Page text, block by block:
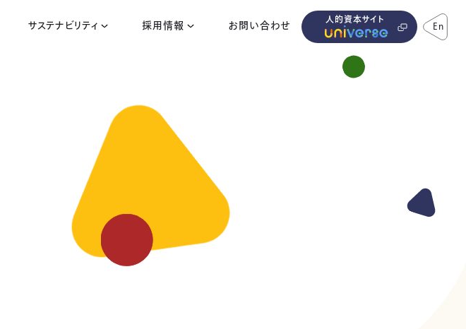
サステナビリティ 採用情報 お問い合わせ 人的資本サイト En